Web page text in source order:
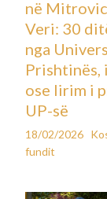
në
Veri: 30
nga
Prishtinës,
ose lirim i
UP-së
18/02/2026
fundit